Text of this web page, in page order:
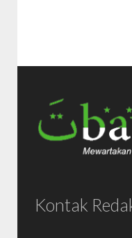
Kontak